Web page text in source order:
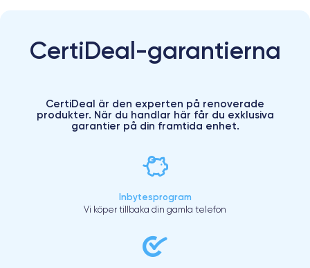
CertiDeal-garantierna
CertiDeal är den experten på renoverade
produkter. När du handlar här får du exklusiva
garantier på din framtida enhet.
Inbytesprogram
Vi köper tillbaka din gamla telefon